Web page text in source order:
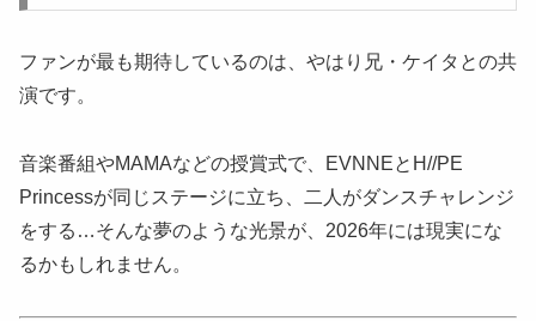
ファンが最も期待しているのは、やはり兄・ケイタとの共
演です。
音楽番組やMAMAなどの授賞式で、EVNNEとH//PE
Princessが同じステージに立ち、二人がダンスチャレンジ
をする…そんな夢のような光景が、2026年には現実にな
るかもしれません。